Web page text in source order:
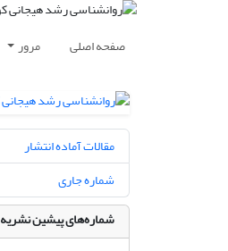
صفحه اصلی مرور
مقالات آماده انتشار
شماره جاری
شماره‌های پیشین نشریه